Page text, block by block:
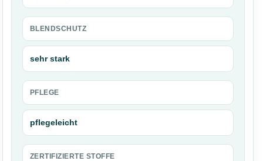
BLENDSCHUTZ
sehr stark
PFLEGE
pflegeleicht
ZERTIFIZIERTE STOFFE